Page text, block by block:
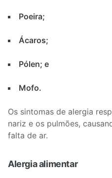
Poeira;
Ácaros;
Pólen; e
Mofo.
Os sintomas de alergia
nariz e os pulmões,
falta de ar.
Alergia alimentar